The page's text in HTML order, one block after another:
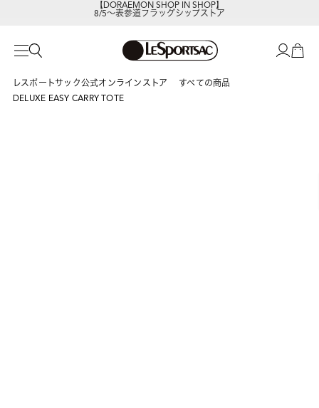
8/5～表参道フラッグシップストア
レスポートサック公式オンラインストア
すべての商品
DELUXE EASY CARRY TOTE